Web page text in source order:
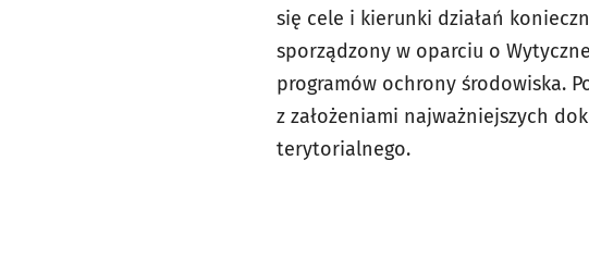
się cele i kierunki działań
sporządzony w oparciu o
programów ochrony środowiska.
z założeniami najważniejszych
terytorialnego.